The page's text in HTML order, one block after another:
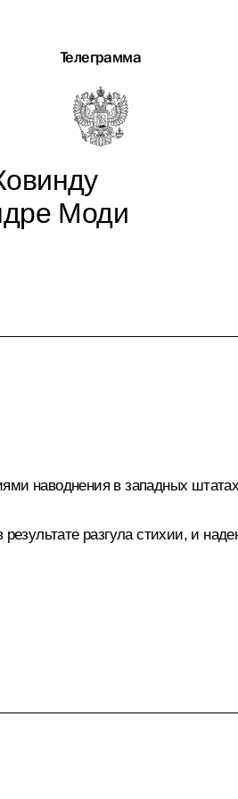
Телеграмма
Моди
наводнения в западных
разгула стихии, и